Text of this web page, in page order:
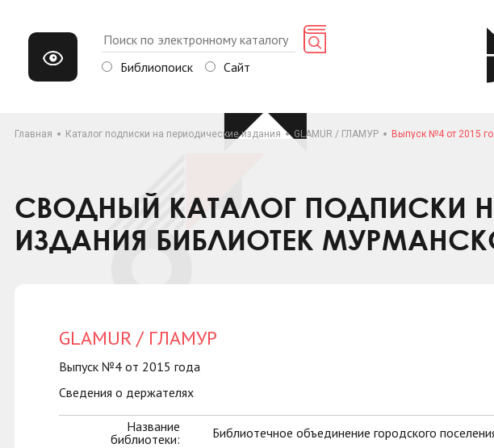
Библиопоиск Сайт
Главная Каталог подписки на периодические издания GLAMUR / ГЛАМУР Выпуск №4 от 2015
СВОДНЫЙ КАТАЛОГ ПОДПИСКИ
ИЗДАНИЯ БИБЛИОТЕК
GLAMUR / ГЛАМУР
Выпуск №4 от 2015 года
Сведения о держателях
Название
библиотеки:
Библиотечное объединение городского